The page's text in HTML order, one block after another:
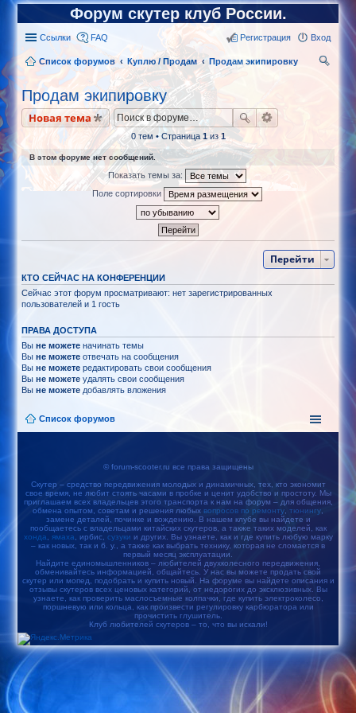
Форум скутер клуб России.
Ссылки FAQ Вход
Регистрация
Список форумов Куплю / Продам
Продам экипировку
Продам экипировку
Новая тема
0 тем • Страница 1из 1
В этом форуме нет сообщений.
Показать темы за:
Поле сортировки
Перейти
КТО СЕЙЧАС НА КОНФЕРЕНЦИИ
Сейчас этот форум просматривают: нет зарегистрированных
пользователей и 1 гость
ПРАВА ДОСТУПА
Выне можете начинать темы
Выне можете отвечать на сообщения
Выне можете редактировать свои сообщения
Выне можете удалять свои сообщения
Выне можете добавлять вложения
Список форумов
© forum-scooter.ru все права защищены
Скутер – средство передвижения молодых и динамичных, тех, кто экономит
свое время, не любит стоять часами в пробке и ценит удобство и простоту. Мы
приглашаем всех владельцев этого транспорта к нам на форум – для общения,
обмена опытом, советам и решения любых вопросов по ремонту тюнингу
замене деталей, починке и вождению. В нашем клубе вы найдете и
пообщаетесь с владельцами китайских скутеров, а также таких моделей, как
хонда
ямаха , ирбис, сузуки и других. Вы узнаете, как и где купить любую марку
– как новых, так и б. у., а также как выбрать технику, которая не сломается в
первый месяц эксплуатации.
Найдите единомышленников – любителей двухколесного передвижения,
обменивайтесь информацией, общайтесь. У нас вы можете продать свой
скутер или мопед, подобрать и купить новый. На форуме вы найдете описания и
отзывы скутеров всех ценовых категорий, от недорогих до эксклюзивных. Вы
узнаете, как проверить маслосъемные колпачки, где купить электроколесо,
поршневую или кольца, как произвести регулировку карбюратора или
прочистить глушитель.
Клуб любителей скутеров – то, что вы искали!